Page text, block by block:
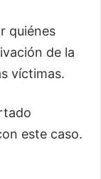
quiénes
de la
víctimas.
este caso.